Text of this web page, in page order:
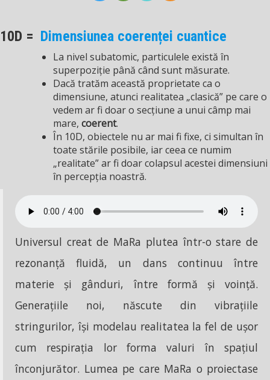
10D = Dimensiunea coerenței cuantice
La nivel subatomic, particulele există în
superpoziție până când sunt măsurate.
Dacă tratăm această proprietate ca o
dimensiune, atunci realitatea „clasică” pe care o
vedem ar fi doar o secțiune a unui câmp mai
mare, coerent.
În 10D, obiectele nu ar mai fi fixe, ci simultan în
toate stările posibile, iar ceea ce numim
„realitate” ar fi doar colapsul acestei dimensiuni
în percepția noastră.
Universul creat de MaRa plutea într-o stare de
rezonanță fluidă, un dans continuu între
materie și gânduri, între formă și voință.
Generațiile noi, născute din vibrațiile
stringurilor, își modelau realitatea la fel de ușor
cum respirația lor forma valuri în spațiul
înconjurător. Lumea pe care MaRa o proiectase